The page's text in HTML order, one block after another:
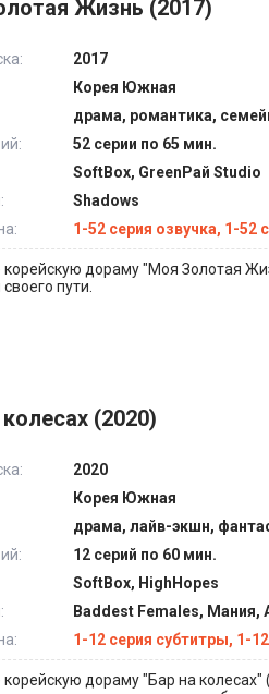
Жизнь (2017)
2017
Корея Южная
драма, романтика,
52 серии по 65 мин.
SoftBox, GreenРай Studio
Shadows
1-52 серия озвучка, 1-52
корейскую дораму "Моя Золотая
пути.
(2020)
2020
Корея Южная
драма, лайв-экшн,
12 серий по 60 мин.
SoftBox, HighHopes
Baddest Females, Мания,
1-12 серия субтитры, 1-
дораму "Бар на колесах"